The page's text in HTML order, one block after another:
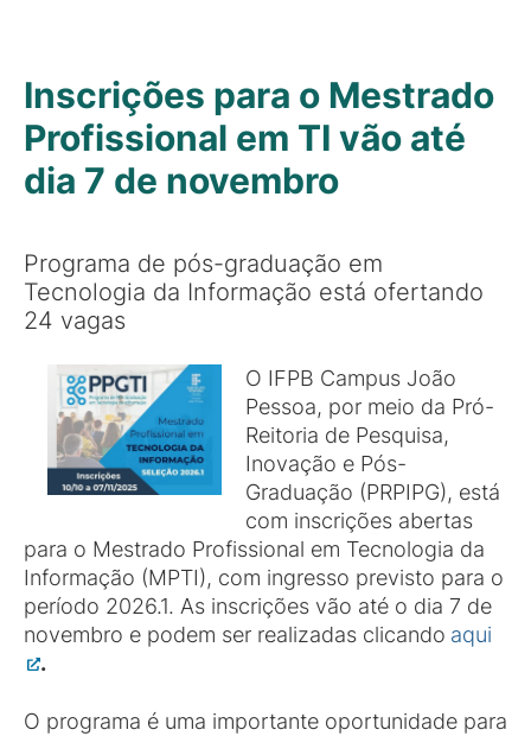
Inscrições para o Mestrado
Profissional em TI vão até
dia 7 de novembro
Programa de pós-graduação em
Tecnologia da Informação está ofertando
24 vagas
O IFPB Campus João
Pessoa, por meio da Pró-
Reitoria de Pesquisa,
Inovação e Pós-
Graduação (PRPIPG), está
com inscrições abertas
para o Mestrado Profissional em Tecnologia da
Informação (MPTI), com ingresso previsto para o
período 2026.1. As inscrições vão até o dia 7 de
novembro e podem ser realizadas clicando aqui
.
O programa é uma importante oportunidade para